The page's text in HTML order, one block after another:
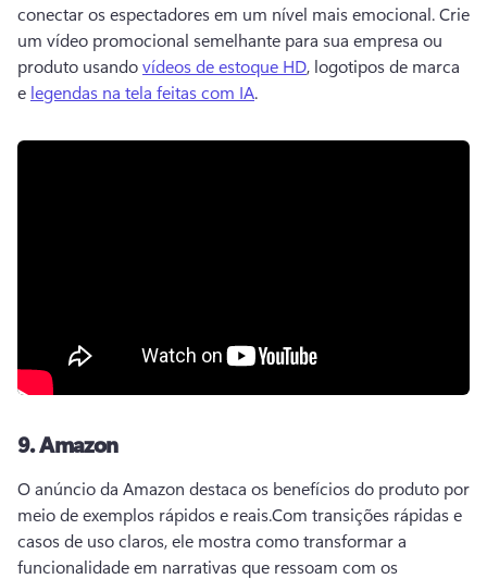
conectar os espectadores em um nível mais emocional. Crie
um vídeo promocional semelhante para sua empresa ou
produto usando vídeos de estoque HD, logotipos de marca
e legendas na tela feitas com IA.
9.Amazon
O anúncio da Amazon destaca os benefícios do produto por
meio de exemplos rápidos e reais.Com transições rápidas e
casos de uso claros, ele mostra como transformar a
funcionalidade em narrativas que ressoam com os